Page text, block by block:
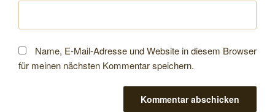
Name, E-Mail-Adresse und Website in diesem Browser
für meinen nächsten Kommentar speichern.